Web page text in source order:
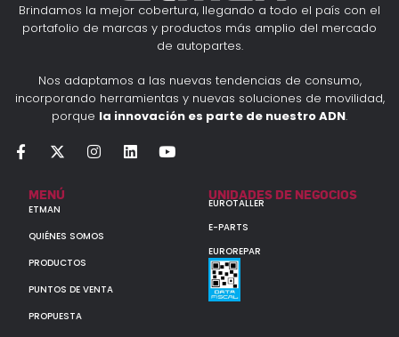
Brindamos la mejor cobertura, llegando a todo el país con el
portafolio de marcas y productos más amplio del mercado
de autopartes.
Nos adaptamos a las nuevas tendencias de consumo,
incorporando herramientas y nuevas soluciones de movilidad,
porque la innovación es parte de nuestro ADN.
MENÚ
ETMAN
QUIÉNES SOMOS
PRODUCTOS
PUNTOS DE VENTA
PROPUESTA
UNIDADES DE NEGOCIOS
EUROTALLER
E-PARTS
EUROREPAR